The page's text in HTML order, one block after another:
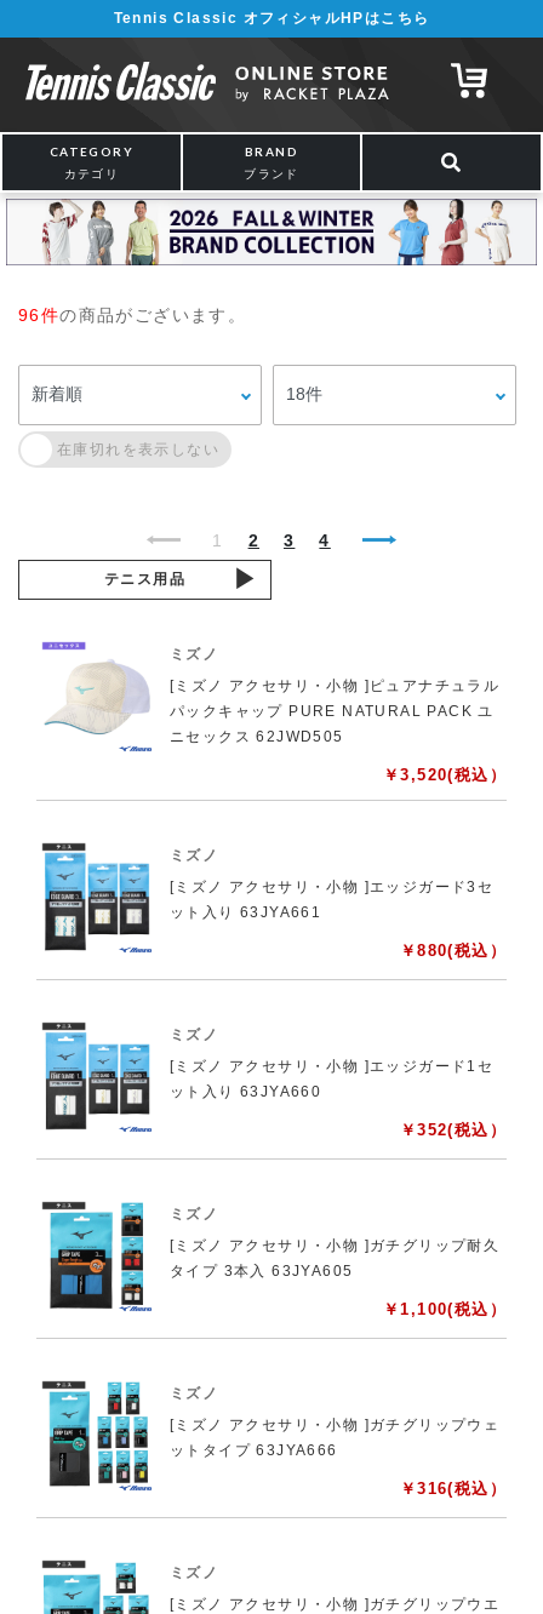
Tennis Classic オフィシャルHPはこちら
CATEGORY
カテゴリ
BRAND
ブランド
96件の商品がございます。
1 2 3 4
テニス用品
ミズノ
[ミズノ アクセサリ・小物 ]ピュアナチュラル
パックキャップ PURE NATURAL PACK ユ
ニセックス 62JWD505
￥3,520(税込）
ミズノ
[ミズノ アクセサリ・小物 ]エッジガード3セ
ット入り 63JYA661
￥880(税込）
ミズノ
[ミズノ アクセサリ・小物 ]エッジガード1セ
ット入り 63JYA660
￥352(税込）
ミズノ
[ミズノ アクセサリ・小物 ]ガチグリップ耐久
タイプ 3本入 63JYA605
￥1,100(税込）
ミズノ
[ミズノ アクセサリ・小物 ]ガチグリップウェ
ットタイプ 63JYA666
￥316(税込）
ミズノ
[ミズノ アクセサリ・小物 ]ガチグリップウエ